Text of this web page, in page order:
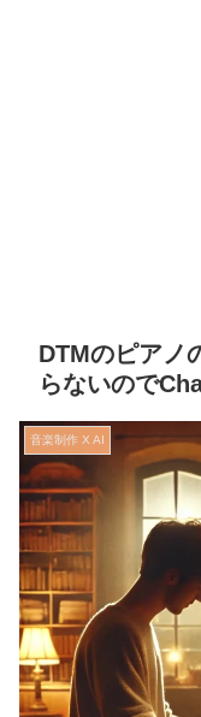
DTMのピアノ
らないので
音楽制作 X AI